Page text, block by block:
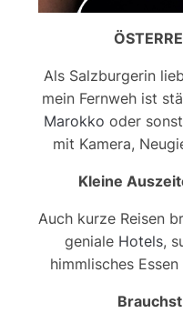
Als Salzburgerin
mein Fernweh ist
Marokko oder
mit Kamera,
Kleine
Auch kurze Reisen
geniale Hotels,
himmlisches